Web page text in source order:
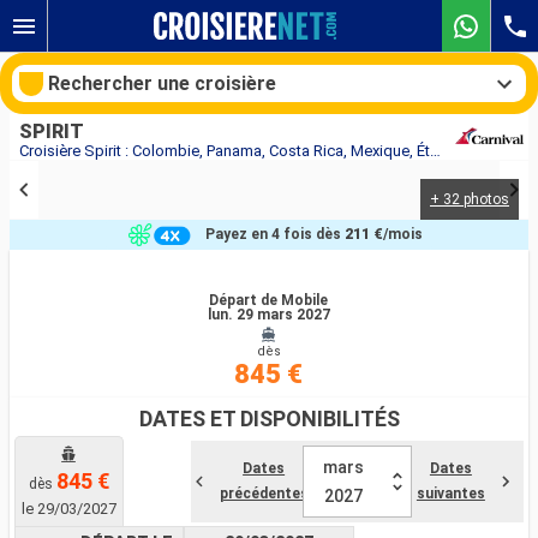
Croisière Spirit : Colombie, Panama, Costa Rica, Mexique, États-Unis au départ de Mobile
SPIRIT
+ 32 photos
Départ de Mobile
lun. 29 mars 2027
dès
845 €
Payez en 4 fois dès 211 €/mois
DATES ET DISPONIBILITÉS
dès 845 €
le 29/03/2027
Dates
précédentes
mars
2027
Dates
suivantes
Rechercher une croisière
Nos destinations
Compagnies
Rechercher